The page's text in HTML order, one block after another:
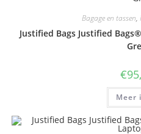
Bagage en tassen,
Justified Bags Justified
€
Meer